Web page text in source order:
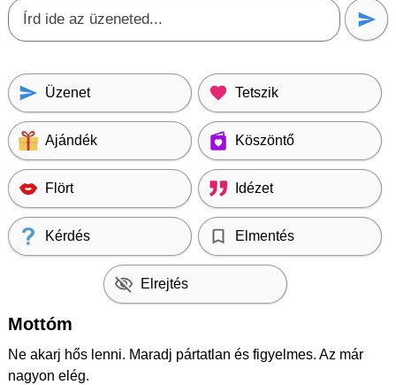
Üzenet Tetszik
Ajándék Köszöntő
Flört Idézet
Kérdés Elmentés
Elrejtés
Mottóm
Ne akarj hős lenni. Maradj pártatlan és figyelmes. Az már
nagyon elég.